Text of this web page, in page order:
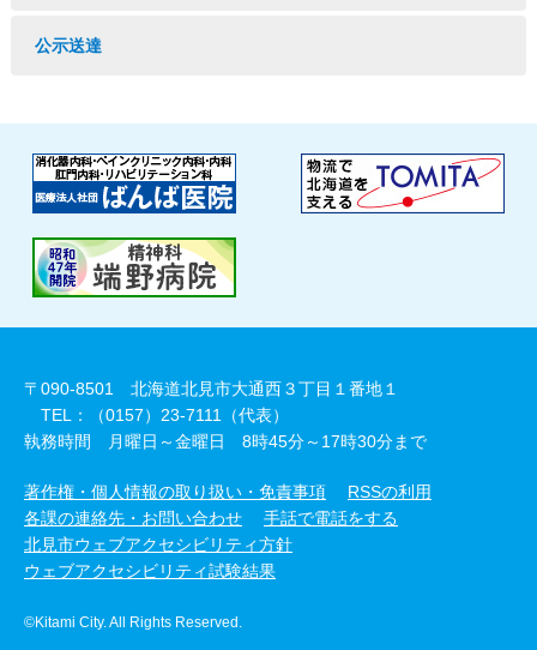
公示送達
〒090-8501 北海道北見市大通西３丁目１番地１
TEL：（0157）23-7111（代表）
執務時間 月曜日～金曜日 8時45分～17時30分まで
著作権・個人情報の取り扱い・免責事項
RSSの利用
各課の連絡先・お問い合わせ
手話で電話をする
北見市ウェブアクセシビリティ方針
ウェブアクセシビリティ試験結果
©Kitami City. All Rights Reserved.